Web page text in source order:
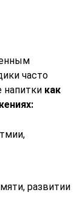
часто
как
развитии